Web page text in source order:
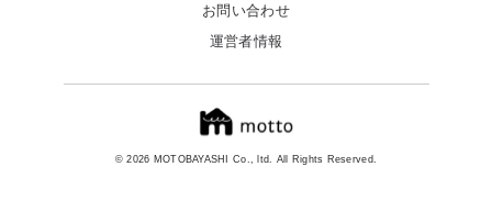
© 2026 MOTOBAYASHI Co., ltd. All Rights Reserved.
お問い合わせ
運営者情報